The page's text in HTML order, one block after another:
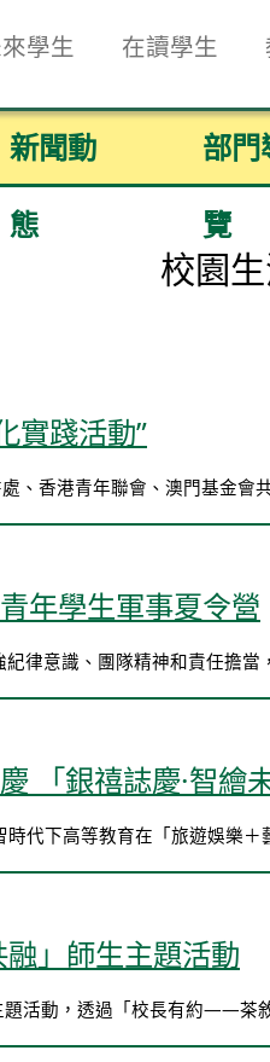
學生 在讀學生
新聞動
態
部門
覽
校園
實踐活動”
、香港青年聯會、澳門基金會
年學生軍事夏令營
律意識、團隊精神和責任擔
「銀禧誌慶·智繪
代下高等教育在「旅遊娛樂
」師生主題活動
題活動，透過「校長有約——